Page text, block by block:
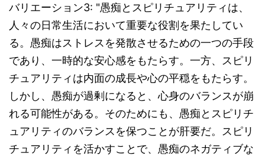
バリエーション3: "愚痴とスピリチュアリティは、
人々の日常生活において重要な役割を果たしてい
る。愚痴はストレスを発散させるための一つの手段
であり、一時的な安心感をもたらす。一方、スピリ
チュアリティは内面の成長や心の平穏をもたらす。
しかし、愚痴が過剰になると、心身のバランスが崩
れる可能性がある。そのためにも、愚痴とスピリチ
ュアリティのバランスを保つことが肝要だ。スピリ
チュアリティを活かすことで、愚痴のネガティブな